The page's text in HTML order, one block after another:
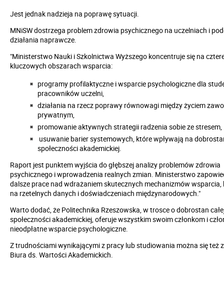
Jest jednak nadzieja na poprawę sytuacji.
MNiSW dostrzega problem zdrowia psychicznego na uczelniach i
działania naprawcze.
"Ministerstwo Nauki i Szkolnictwa Wyższego koncentruje się na
kluczowych obszarach wsparcia:
programy profilaktyczne i wsparcie psychologiczne dla
pracowników uczelni,
działania na rzecz poprawy równowagi między życiem
prywatnym,
promowanie aktywnych strategii radzenia sobie ze stresem,
usuwanie barier systemowych, które wpływają na
społeczności akademickiej.
Raport jest punktem wyjścia do głębszej analizy problemów zdrowia
psychicznego i wprowadzenia realnych zmian. Ministerstwo
dalsze prace nad wdrażaniem skutecznych mechanizmów wsparcia,
na rzetelnych danych i doświadczeniach międzynarodowych."
Warto dodać, że Politechnika Rzeszowska, w trosce o dobrostan
społeczności akademickiej, oferuje wszystkim swoim członkom i
nieodpłatne wsparcie psychologiczne.
Z trudnościami wynikającymi z pracy lub studiowania można się też
Biura ds. Wartości Akademickich.